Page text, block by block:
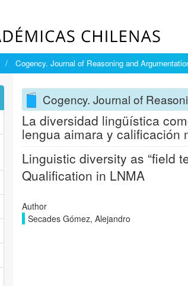
Cogency. Journal of Reasoning and
Cogency. Journal of
La diversidad lingüística
lengua aimara y calificación
Linguistic diversity as “field
Qualification in LNMA
Author
Secades Gómez, Alejandro